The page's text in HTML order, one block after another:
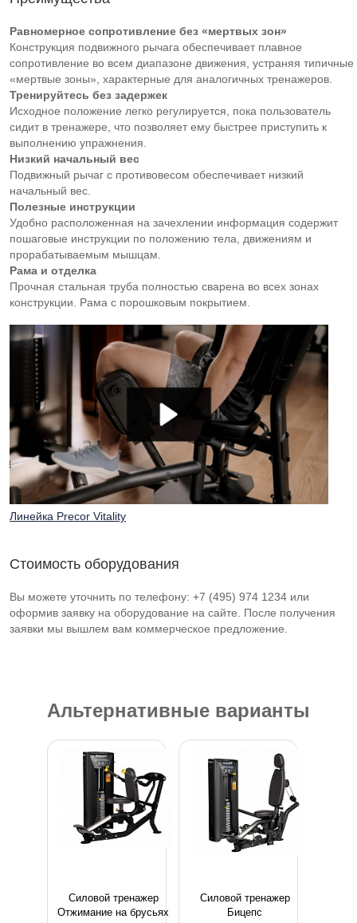
Равномерное сопротивление без «мертвых зон»
Конструкция подвижного рычага обеспечивает плавное
сопротивление во всем диапазоне движения, устраняя типичные
«мертвые зоны», характерные для аналогичных тренажеров.
Тренируйтесь без задержек
Исходное положение легко регулируется, пока пользователь
сидит в тренажере, что позволяет ему быстрее приступить к
выполнению упражнения.
Низкий начальный вес
Подвижный рычаг с противовесом обеспечивает низкий
начальный вес.
Полезные инструкции
Удобно расположенная на зачехлении информация содержит
пошаговые инструкции по положению тела, движениям и
прорабатываемым мышцам.
Рама и отделка
Прочная стальная труба полностью сварена во всех зонах
конструкции. Рама с порошковым покрытием.
Линейка Precor Vitality
Стоимость оборудования
Вы можете уточнить по телефону: +7 (495) 974 1234 или
оформив заявку на оборудование на сайте. После получения
заявки мы вышлем вам коммерческое предложение.
Альтернативные варианты
Силовой тренажер
Отжимание на брусьях
Силовой тренажер
Бицепс